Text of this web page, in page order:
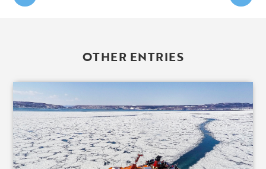
へ
▶
OTHER ENTRIES